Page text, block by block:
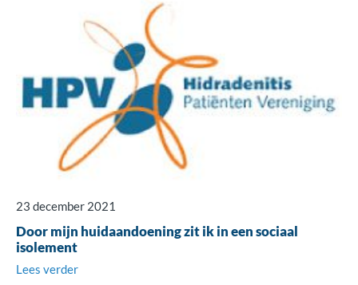
23 december 2021
Door mijn huidaandoening zit ik in een sociaal
isolement
Lees verder